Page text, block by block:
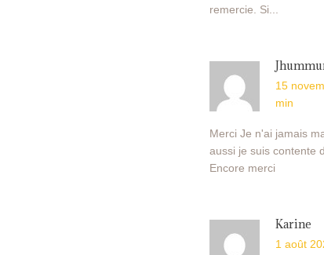
remercie. Si...
15
min
Merci Je n'ai jamais
aussi je suis contente
Encore merci
Karine
1 août